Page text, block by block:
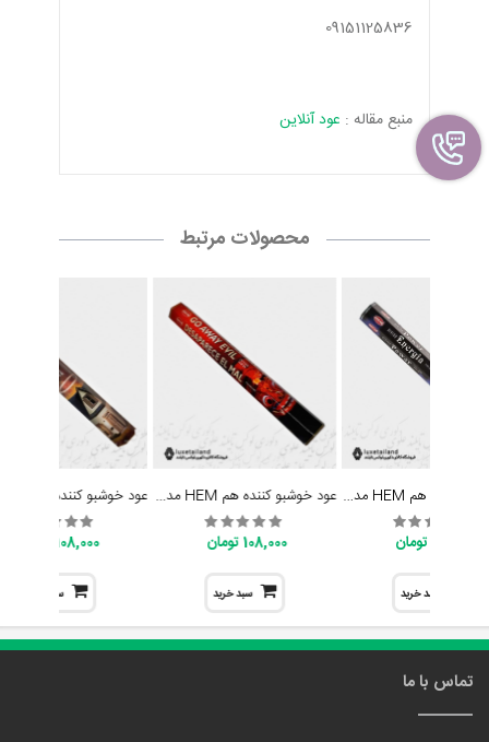
09151125836
منبع مقاله : عود آنلاین
محصولات مرتبط
عود خوشبو کَننده هم HEM مدل انرژیا پاور Energia Power
سبد خرید
عود خوشبو کننده هم HEM مدل گو اوی اویل (دور شو شیطان) Go Away Evil
108,000 تومان
سبد خرید
108,000 تومان
سبد خرید
تماس با ما